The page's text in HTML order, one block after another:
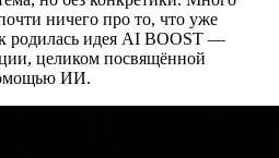
ничего про то, что уже
родилась идея AI BOOST —
целиком посвящённой
ИИ.